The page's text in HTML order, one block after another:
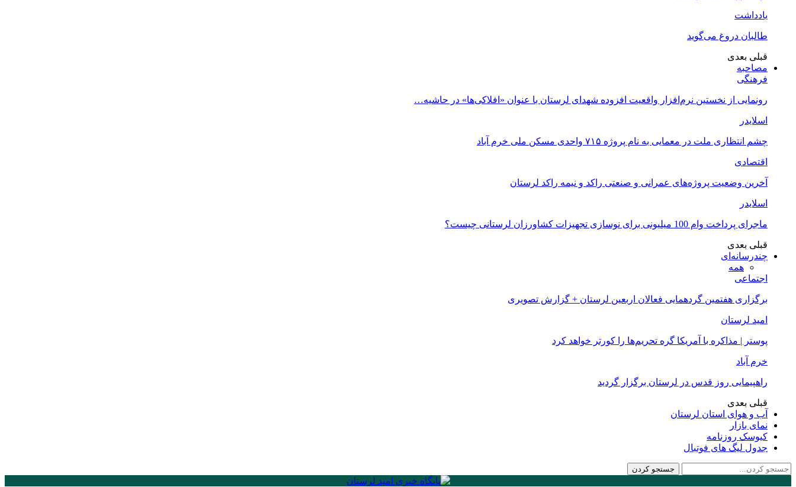
یادداشت
طالبان دروغ می‌گوید
قبلی بعدی
مصاحبه
فرهنگی
رونمایی از نخستین نرم‌افزار واقعیت افزوده شهدای لرستان با عنوان «افلاکی‌ها» در حاشیه…
اسلایدر
چشم انتظاری ملت در معمایی به نام پروژه ۷۱۵ واحدی مسکن ملی خرم آباد
اقتصادی
آخرین وضعیت پروژه‌های عمرانی و صنعتی راکد و نیمه راکد لرستان
اسلایدر
ماجرای پرداخت وام 100 میلیونی برای نوسازی تجهیزات کشاورزان لرستانی چیست؟
قبلی بعدی
چندرسانه‌ای
همه
اجتماعی
برگزاری هفتمین گردهمایی فعالان اربعین لرستان + گزارش تصویری
امید لرستان
پوستر | مذاکره با آمریکا گره تحریم‌ها را کورتر خواهد کرد
خرم آباد
راهپیمایی روز قدس در لرستان برگزار گردید
قبلی بعدی
آب و هوای استان لرستان
نمای بازار
کیوسک روزنامه
جدول لیگ های فوتبال